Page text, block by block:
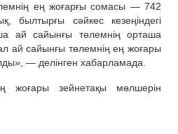
ең жоғарғы сомасы — 742
былтырғы сәйкес кезеңіндегі
ай сайынғы төлемнің орташа
ай сайынғы төлемнің ең жоғары
— делінген хабарламада.
жоғары зейнетақы мөлшерін